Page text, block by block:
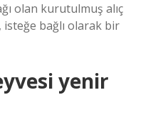
olan kurutulmuş alıç
isteğe bağlı olarak bir
yenir